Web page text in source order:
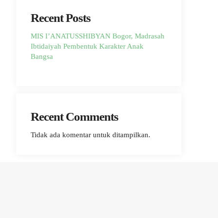
Recent Posts
MIS I’ANATUSSHIBYAN Bogor, Madrasah
Ibtidaiyah Pembentuk Karakter Anak
Bangsa
Recent Comments
Tidak ada komentar untuk ditampilkan.